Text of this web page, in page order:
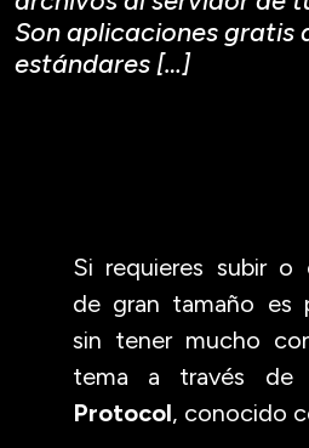
Son aplicaciones gratis
estándares […]
Si requieres subir o
de gran tamaño es
sin tener mucho
tema a través de
Protocol, conocido